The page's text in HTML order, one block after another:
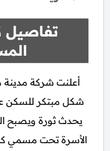
تفاصيل
شكل مبتكر للسكن
يحدث ثورة ويصبح
الأسرة تحت مسمي